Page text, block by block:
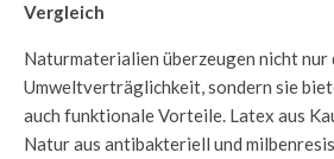
Vergleich
Naturmaterialien überzeugen nicht nur
Umweltverträglichkeit, sondern sie
auch funktionale Vorteile. Latex aus
Natur aus antibakteriell und